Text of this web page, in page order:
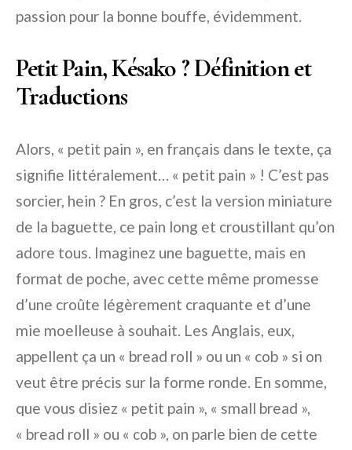
passion pour la bonne bouffe, évidemment.
Petit Pain, Késako ? Définition et
Traductions
Alors, « petit pain », en français dans le texte, ça
signifie littéralement… « petit pain » ! C’est pas
sorcier, hein ? En gros, c’est la version miniature
de la baguette, ce pain long et croustillant qu’on
adore tous. Imaginez une baguette, mais en
format de poche, avec cette même promesse
d’une croûte légèrement craquante et d’une
mie moelleuse à souhait. Les Anglais, eux,
appellent ça un « bread roll » ou un « cob » si on
veut être précis sur la forme ronde. En somme,
que vous disiez « petit pain », « small bread »,
« bread roll » ou « cob », on parle bien de cette